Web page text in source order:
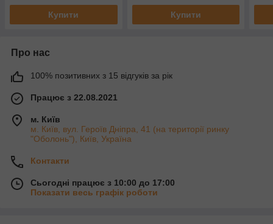
Купити Купити
Про нас
100% позитивних з 15 відгуків за рік
Працює з 22.08.2021
м. Київ
м. Київ, вул. Героїв Дніпра, 41 (на території ринку
"Оболонь"), Київ, Україна
Контакти
Сьогодні працює з 10:00 до 17:00
Показати весь графік роботи